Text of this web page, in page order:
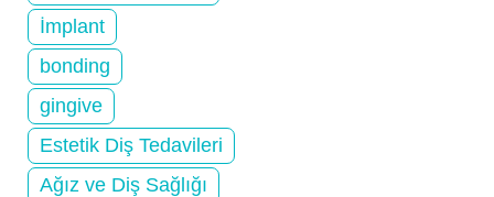
İmplant
bonding
gingive
Estetik Diş Tedavileri
Ağız ve Diş Sağlığı